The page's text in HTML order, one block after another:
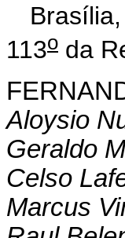
113o da
Aloysio
Geraldo
Celso
Marcus